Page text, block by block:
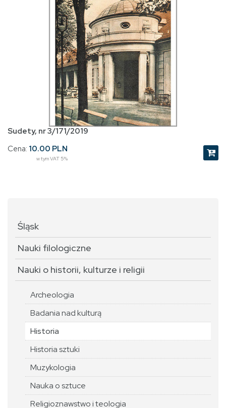
Sudety, nr 3/171/2019
Cena: 10.00 PLN
w tym VAT 5%
Śląsk
Nauki filologiczne
Nauki o historii, kulturze i religii
Archeologia
Badania nad kulturą
Historia
Historia sztuki
Muzykologia
Nauka o sztuce
Religioznawstwo i teologia